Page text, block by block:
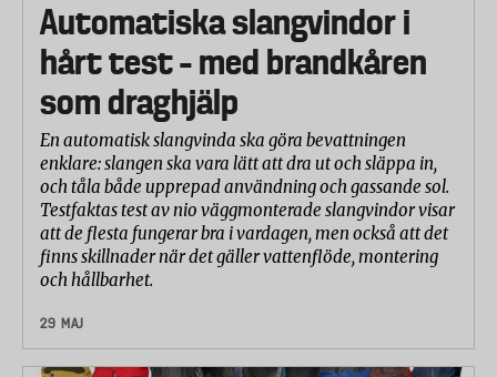
Automatiska slangvindor i
hårt test – med brandkåren
som draghjälp
En automatisk slangvinda ska göra bevattningen
enklare: slangen ska vara lätt att dra ut och släppa in,
och tåla både upprepad användning och gassande sol.
Testfaktas test av nio väggmonterade slangvindor visar
att de flesta fungerar bra i vardagen, men också att det
finns skillnader när det gäller vattenflöde, montering
och hållbarhet.
29 MAJ